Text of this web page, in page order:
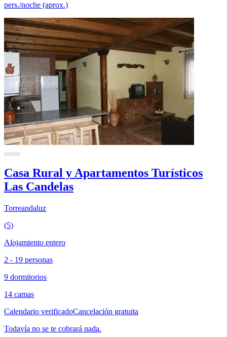
pers./noche (aprox.)
Casa Rural y Apartamentos Turísticos
Las Candelas
Torreandaluz
(5)
Alojamiento entero
2 - 19 personas
9 dormitorios
14 camas
Calendario verificadoCancelación gratuita
Todavía no se te cobrará nada.